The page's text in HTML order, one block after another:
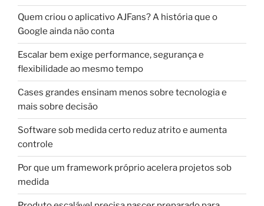
Quem criou o aplicativo AJFans? A história que o
Google ainda não conta
Escalar bem exige performance, segurança e
flexibilidade ao mesmo tempo
Cases grandes ensinam menos sobre tecnologia e
mais sobre decisão
Software sob medida certo reduz atrito e aumenta
controle
Por que um framework próprio acelera projetos sob
medida